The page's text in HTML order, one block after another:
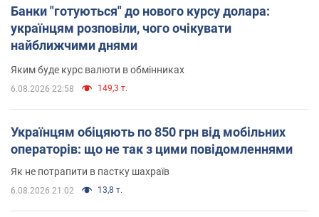
Банки "готуються" до нового курсу долара:
українцям розповіли, чого очікувати
найближчими днями
Яким буде курс валюти в обмінниках
6.08.2026 22:58 149,3 т.
Українцям обіцяють по 850 грн від мобільних
операторів: що не так з цими повідомленнями
Як не потрапити в пастку шахраїв
6.08.2026 21:02 13,8 т.